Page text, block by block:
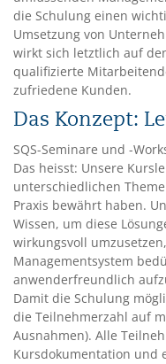
die Schulung einen
Umsetzung von
wirkt sich letztlich auf
qualifizierte
zufriedene Kunden.
Das Konzept:
SQS-Seminare und -
Das heisst: Unsere
unterschiedlichen
Praxis bewährt haben.
Wissen, um diese
wirkungsvoll
Managementsystem
anwenderfreundlich
Damit die Schulung
die Teilnehmerzahl auf
Ausnahmen). Alle
Kursdokumentation und